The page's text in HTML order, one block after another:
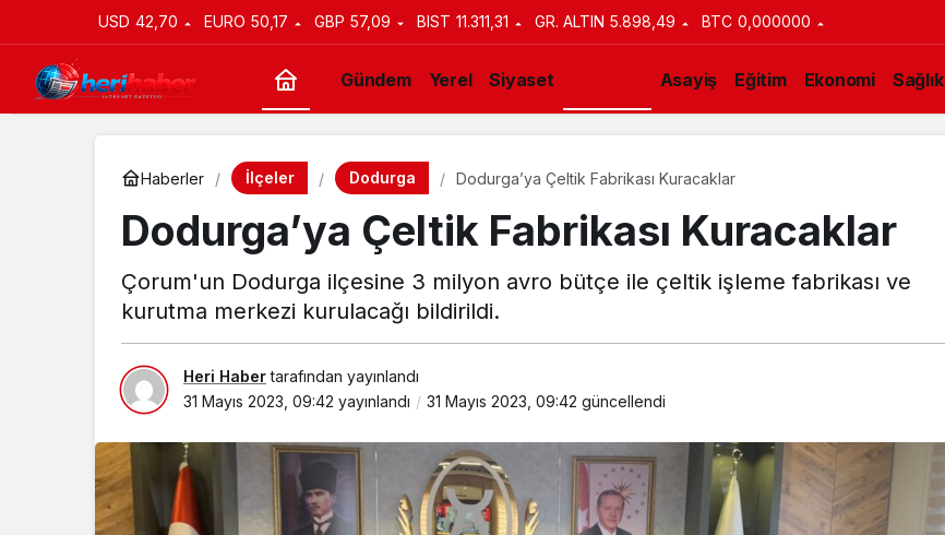
USD 42,70 EURO 50,17 GBP 57,09 BIST 11.311,31 GR. ALTIN 5.898,49 BTC 0,000000
Gündem Yerel Siyaset Asayiş Eğitim Ekonomi Sağlık
Haberler İlçeler Dodurga Dodurga’ya Çeltik Fabrikası Kuracaklar
Dodurga’ya Çeltik Fabrikası Kuracaklar
Çorum'un Dodurga ilçesine 3 milyon avro bütçe ile çeltik işleme fabrikası ve
kurutma merkezi kurulacağı bildirildi.
Heri Habertarafından yayınlandı
31 Mayıs 2023, 09:42 yayınlandı 31 Mayıs 2023, 09:42 güncellendi